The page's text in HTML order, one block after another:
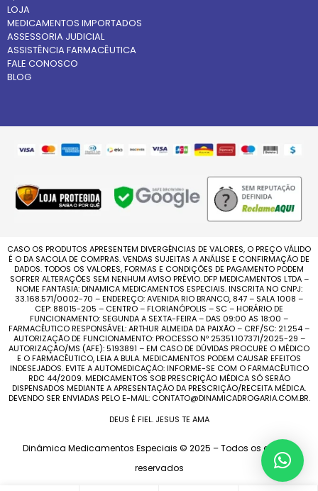
LOJA
MEDICAMENTOS IMPORTADOS
ASSESSORIA JUDICIAL
ASSISTÊNCIA FARMACÊUTICA
FALE CONOSCO
BLOG
CASO OS PRODUTOS APRESENTEM DIVERGÊNCIAS DE VALORES, O PREÇO VÁLIDO
É O DA SACOLA DE COMPRAS. VENDAS SUJEITAS A ANÁLISE E CONFIRMAÇÃO DE
DADOS. TODOS OS VALORES, FORMAS E CONDIÇÕES DE PAGAMENTO PODEM
SOFRER ALTERAÇÕES SEM NENHUM AVISO PRÉVIO. DFP MEDICAMENTOS LTDA –
NOME FANTASIA: DINAMICA MEDICAMENTOS ESPECIAIS. INSCRITA NO CNPJ:
33.168.571/0002-70 – ENDEREÇO: AVENIDA RIO BRANCO, 847 – SALA 1008 –
CEP: 88015-205 – CENTRO – FLORIANÓPOLIS – SC – HORÁRIO DE
FUNCIONAMENTO: SEGUNDA A SEXTA-FEIRA – DAS 09:00 AS 18:00 –
FARMACÊUTICO RESPONSÁVEL: ARTHUR ALMEIDA DA PAIXÃO – CRF/SC: 21.254 –
AUTORIZAÇÃO DE FUNCIONAMENTO: PROCESSO Nº 25351.107371/2025-29 –
AUTORIZAÇÃO/MS (AFE): 5193891 – EM CASO DE DÚVIDAS PROCURE O MÉDICO
E O FARMACÊUTICO, LEIA A BULA. MEDICAMENTOS PODEM CAUSAR EFEITOS
INDESEJADOS. EVITE A AUTOMEDICAÇÃO: INFORME-SE COM O FARMACÊUTICO
RDC 44/2009. MEDICAMENTOS SOB PRESCRIÇÃO MÉDICA SÓ SERÃO
DISPENSADOS MEDIANTE A APRESENTAÇÃO DA PRESCRIÇÃO/RECEITA MÉDICA.
DEVENDO SER ENVIADAS PELO E-MAIL: CONTATO@DINAMICADROGARIA.COM.BR.
DEUS É FIEL. JESUS TE AMA
Dinâmica Medicamentos Especiais © 2025 – Todos os direitos
reservados